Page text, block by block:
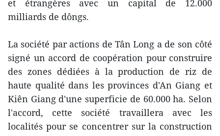
et étrangères avec un capital de 12.000
milliards de dôngs.
La société par actions de Tân Long a de son côté
signé un accord de coopération pour construire
des zones dédiées à la production de riz de
haute qualité dans les provinces d'An Giang et
Kiên Giang d'une superficie de 60.000 ha. Selon
l'accord, cette société travaillera avec les
localités pour se concentrer sur la construction